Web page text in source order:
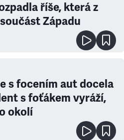
říše, která z
Západu
s focením aut docela
s foťákem vyráží,
okolí